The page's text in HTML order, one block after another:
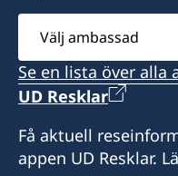
Välj
ambassad
Se en lista över alla
UD Resklar
Få aktuell
appen UD Resklar.